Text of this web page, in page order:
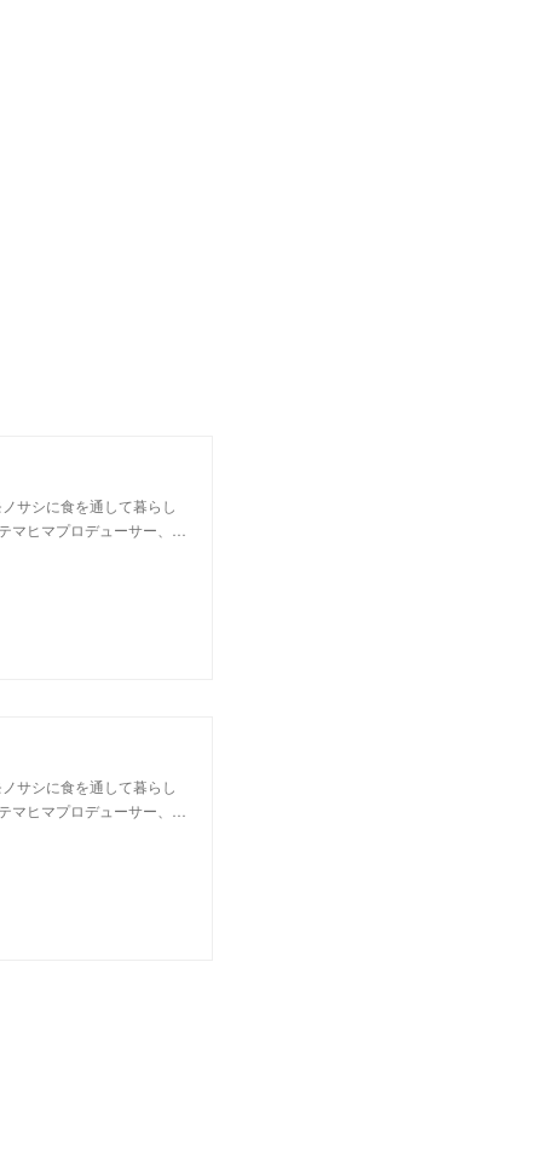
サシに食を通して暮らし
ヒマプロデューサー、…
サシに食を通して暮らし
ヒマプロデューサー、…